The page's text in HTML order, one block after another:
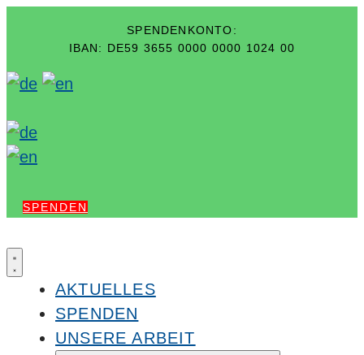
SPENDENKONTO:
IBAN: DE59 3655 0000 0000 1024 00
SPENDEN
AKTUELLES
SPENDEN
UNSERE ARBEIT